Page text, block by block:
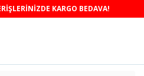
KARGO BEDAVA!